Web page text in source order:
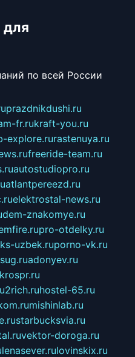
для
по всей России
prazdnikdushi.ru
fr.rukraft-you.ru
explore.rurastenuya.ru
freeride-team.ru
autostudiopro.ru
atlantpereezd.ru
elektrostal-news.ru
znakomye.ru
pro-otdelky.ru
uzbek.ruporno-vk.ru
adonyev.ru
krospr.ru
2rich.ruhostel-65.ru
mishinlab.ru
starbucksvia.ru
vektor-doroga.ru
lenasever.rulovinskix.ru